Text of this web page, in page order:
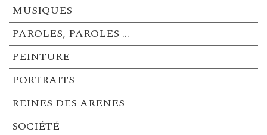
MUSIQUES
PAROLES, PAROLES …
PEINTURE
PORTRAITS
REINES DES ARENES
SOCIÉTÉ